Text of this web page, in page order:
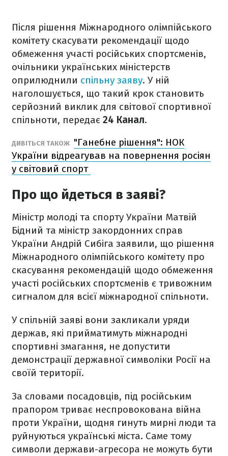
Після рішення Міжнародного олімпійського
комітету скасувати рекомендації щодо
обмеження участі російських спортсменів,
очільники українських міністерств
оприлюднили спільну заяву. У ній
наголошується, що такий крок становить
серйозний виклик для світової спортивної
спільноти, передає 24 Канал.
ДИВІТЬСЯ ТАКОЖ "Ганебне рішення": НОК
України відреагував на повернення росіян
у світовий спорт
Про що йдеться в заяві?
Міністр молоді та спорту України Матвій
Бідний та міністр закордонних справ
України Андрій Сибіга заявили, що рішення
Міжнародного олімпійського комітету про
скасування рекомендацій щодо обмеження
участі російських спортсменів є тривожним
сигналом для всієї міжнародної спільноти.
У спільній заяві вони закликали уряди
держав, які прийматимуть міжнародні
спортивні змагання, не допустити
демонстрації державної символіки Росії на
своїй території.
За словами посадовців, під російським
прапором триває неспровокована війна
проти України, щодня гинуть мирні люди та
руйнуються українські міста. Саме тому
символи держави-агресора не можуть бути